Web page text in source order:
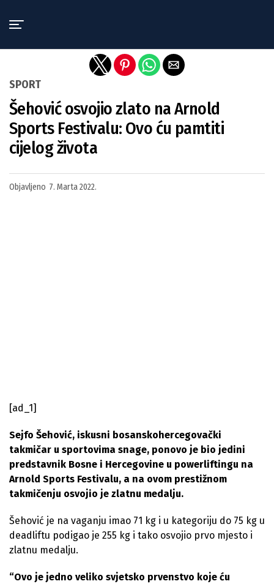
SPORT
Šehović osvojio zlato na Arnold
Sports Festivalu: Ovo ću pamtiti
cijelog života
Objavljeno 7. Marta 2022.
[ad_1]
Sejfo Šehović, iskusni bosanskohercegovački
takmičar u sportovima snage, ponovo je bio jedini
predstavnik Bosne i Hercegovine u powerliftingu na
Arnold Sports Festivalu, a na ovom prestižnom
takmičenju osvojio je zlatnu medalju.
Šehović je na vaganju imao 71 kg i u kategoriju do 75 kg u
deadliftu podigao je 255 kg i tako osvojio prvo mjesto i
zlatnu medalju.
“Ovo je jedno veliko svjetsko prvenstvo koje ću